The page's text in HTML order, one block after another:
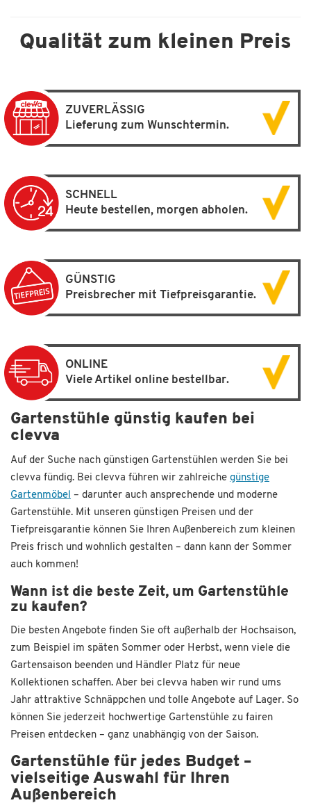
Qualität zum kleinen Preis
ZUVERLÄSSIG
Lieferung zum Wunschtermin.
SCHNELL
Heute bestellen, morgen abholen.
GÜNSTIG
Preisbrecher mit Tiefpreisgarantie.
ONLINE
Viele Artikel online bestellbar.
Gartenstühle günstig kaufen bei
clevva
Auf der Suche nach günstigen Gartenstühlen werden Sie bei
clevva fündig. Bei clevva führen wir zahlreiche günstige
Gartenmöbel – darunter auch ansprechende und moderne
Gartenstühle. Mit unseren günstigen Preisen und der
Tiefpreisgarantie können Sie Ihren Außenbereich zum kleinen
Preis frisch und wohnlich gestalten – dann kann der Sommer
auch kommen!
Wann ist die beste Zeit, um Gartenstühle
zu kaufen?
Die besten Angebote finden Sie oft außerhalb der Hochsaison,
zum Beispiel im späten Sommer oder Herbst, wenn viele die
Gartensaison beenden und Händler Platz für neue
Kollektionen schaffen. Aber bei clevva haben wir rund ums
Jahr attraktive Schnäppchen und tolle Angebote auf Lager. So
können Sie jederzeit hochwertige Gartenstühle zu fairen
Preisen entdecken – ganz unabhängig von der Saison.
Gartenstühle für jedes Budget –
vielseitige Auswahl für Ihren
Außenbereich